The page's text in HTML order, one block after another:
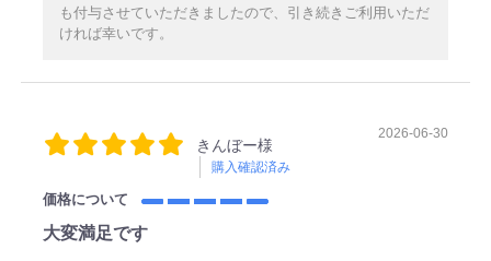
も付与させていただきましたので、引き続きご利用いただ
ければ幸いです。
きんぼー様
購入確認済み
2026-06-30
価格について
大変満足です